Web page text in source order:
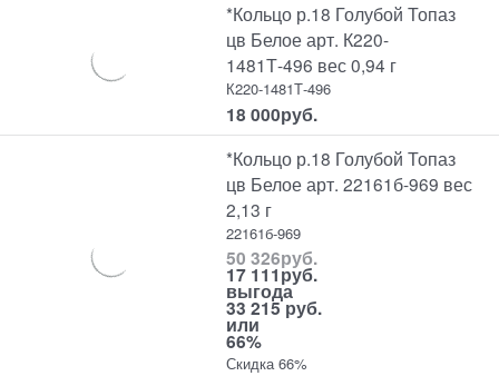
*Кольцо р.18 Голубой Топаз
цв Белое арт. К220-
1481Т-496 вес 0,94 г
К220-1481Т-496
18 000руб.
*Кольцо р.18 Голубой Топаз
цв Белое арт. 22161б-969 вес
2,13 г
22161б-969
50 326руб.
17 111руб.
выгода
33 215 руб.
или
66%
Скидка 66%